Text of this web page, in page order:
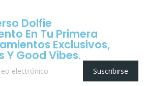
Dolfie
En Tu Primera
Exclusivos,
Y Good Vibes.
Suscribirse